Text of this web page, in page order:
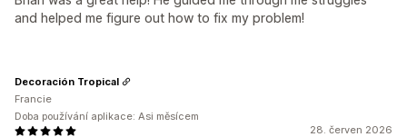
and helped me figure out how to fix my problem!
28. červen 2026
Decoración Tropical
Francie
Doba používání aplikace: Asi měsícem